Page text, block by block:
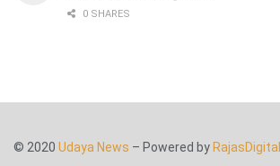
0 SHARES
© 2020 Udaya News – Powered by RajasDigital